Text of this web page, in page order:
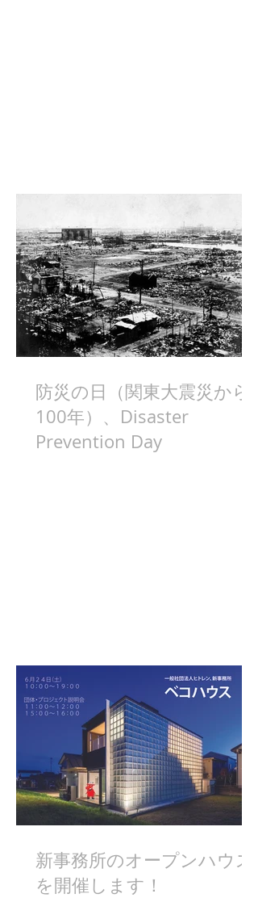
防災の日（関東大震災から
100年）、Disaster
Prevention Day
新事務所のオープンハウス
を開催します！